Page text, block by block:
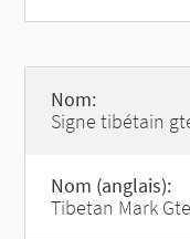
Nom:
Signe tibétain
Nom (anglais):
Tibetan Mark